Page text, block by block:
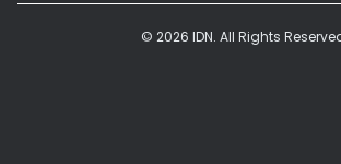
© 2026 IDN. All Rights